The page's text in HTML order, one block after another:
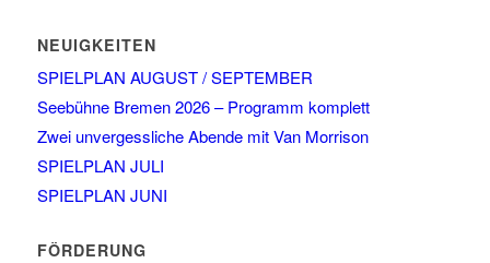
NEUIGKEITEN
SPIELPLAN AUGUST / SEPTEMBER
Seebühne Bremen 2026 – Programm komplett
Zwei unvergessliche Abende mit Van Morrison
SPIELPLAN JULI
SPIELPLAN JUNI
FÖRDERUNG